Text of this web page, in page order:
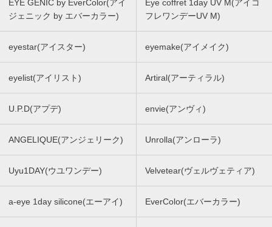
EYE GENIC by EverColor(アイ
ジェニック by エバーカラー)
Eye coffret 1day UV M(アイコ
フレワンデーUV M)
eyestar(アイスター) eyemake(アイメイク)
eyelist(アイリスト) Artiral(アーティラル)
U.P.D(アプデ) envie(アンヴィ)
ANGELIQUE(アンジェリーク) Unrolla(アンローラ)
Uyu1DAY(ウユワンデー) Velvetear(ヴェルヴェティア)
a-eye 1day silicone(エーアイ) EverColor(エバーカラー)